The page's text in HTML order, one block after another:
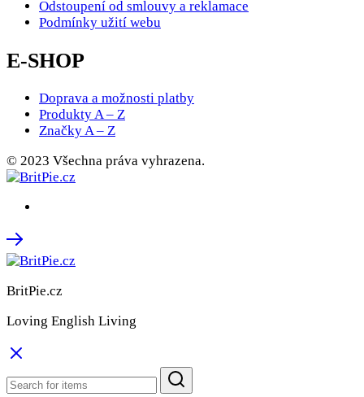
Odstoupení od smlouvy a reklamace
Podmínky užití webu
E-SHOP
Doprava a možnosti platby
Produkty A – Z
Značky A – Z
© 2023 Všechna práva vyhrazena.
BritPie.cz
Loving English Living